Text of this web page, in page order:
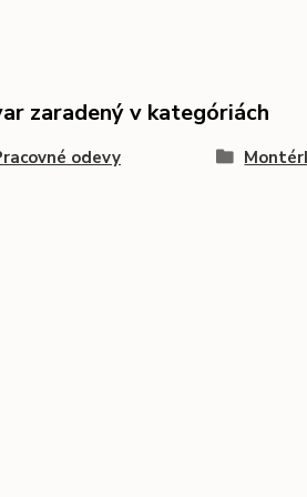
zaradený v kategóriách
odevy